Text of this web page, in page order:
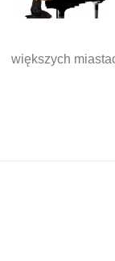
większych